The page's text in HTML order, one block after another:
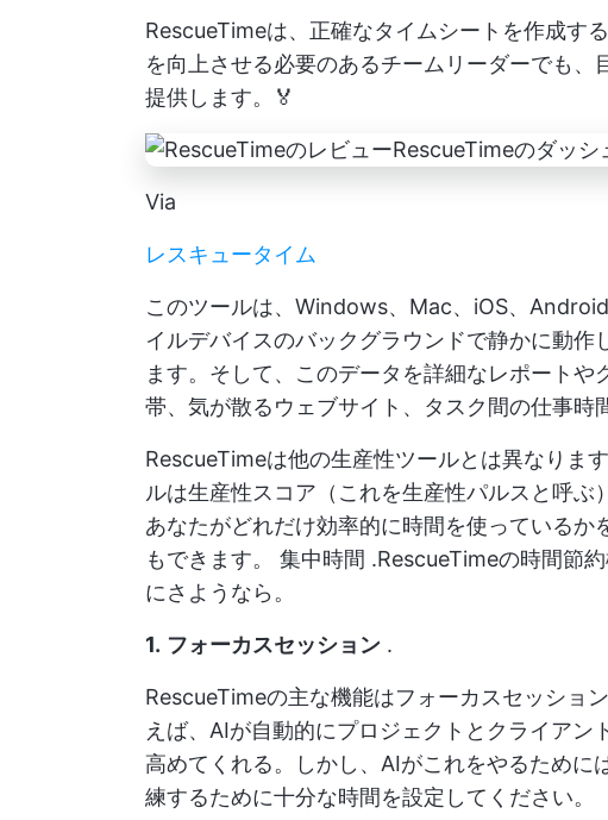
RescueTimeは、正確なタイムシートを作成す
を向上させる必要のあるチームリーダーでも
提供します。🏅
Via
レスキュータイム
このツールは、Windows、Mac、iOS、
イルデバイスのバックグラウンドで静かに動
ます。そして、このデータを詳細なレポート
帯、気が散るウェブサイト、タスク間の仕事時
RescueTimeは他の生産性ツールとは異なります
ルは生産性スコア（これを生産性パルスと呼ぶ
あなたがどれだけ効率的に時間を使っているか
もできます。 集中時間 .RescueTimeの時間節
にさようなら。
1. フォーカスセッション .
RescueTimeの主な機能はフォーカスセッショ
えば、AIが自動的にプロジェクトとクライア
高めてくれる。しかし、AIがこれをやるために
練するために十分な時間を設定してください。